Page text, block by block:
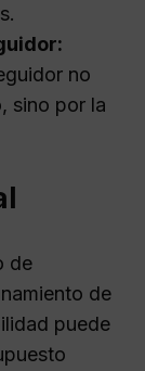
no
sino por la
de
de
puede